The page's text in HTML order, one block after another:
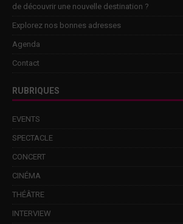
de découvrir une nouvelle destination ?
Explorez nos bonnes adresses
Agenda
Contact
RUBRIQUES
EVENTS
SPECTACLE
CONCERT
CINÉMA
THÉÂTRE
INTERVIEW